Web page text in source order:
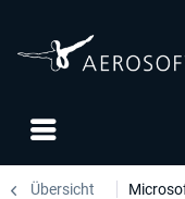
Übersicht